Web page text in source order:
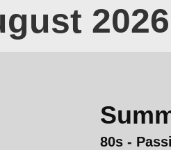
2026
80s -